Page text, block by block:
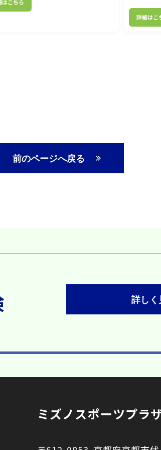
はこちら
詳細はこ
前のページへ戻る
詳しく
ミズノスポーツプラ